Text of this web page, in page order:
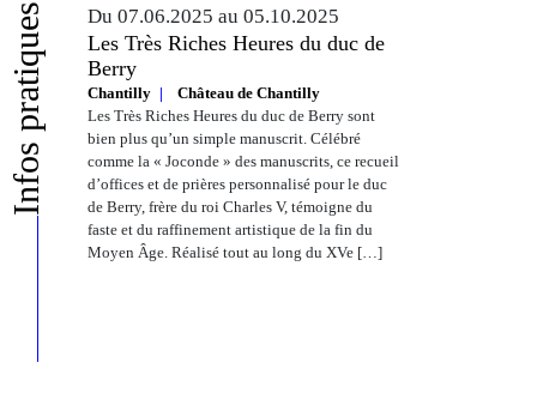
Infos pratiques Du 07.06.2025 au 05.10.2025
Les Très Riches Heures du duc de
Berry
Chantilly
Château de Chantilly
Les Très Riches Heures du duc de Berry sont
bien plus qu’un simple manuscrit. Célébré
comme la « Joconde » des manuscrits, ce recueil
d’offices et de prières personnalisé pour le duc
de Berry, frère du roi Charles V, témoigne du
faste et du raffinement artistique de la fin du
Moyen Âge. Réalisé tout au long du XVe […]